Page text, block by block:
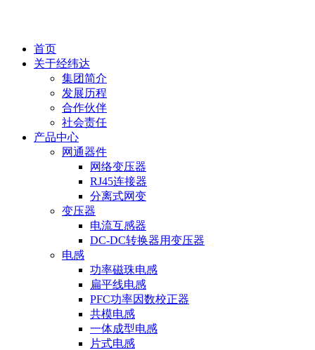
首页
关于经纬达
集团简介
发展历程
合作伙伴
社会责任
产品中心
网通器件
网络变压器
RJ45连接器
分离式网变
变压器
电流互感器
DC-DC转换器用变压器
电感
功率磁珠电感
扁平线电感
PFC功率因数校正器
共模电感
一体成型电感
片式电感